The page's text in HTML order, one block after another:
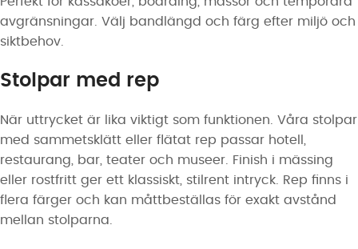
avgränsningar. Välj bandlängd och färg efter miljö och
siktbehov.
Stolpar med rep
När uttrycket är lika viktigt som funktionen. Våra stolpar
med sammetsklätt eller flätat rep passar hotell,
restaurang, bar, teater och museer. Finish i mässing
eller rostfritt ger ett klassiskt, stilrent intryck. Rep finns i
flera färger och kan måttbeställas för exakt avstånd
mellan stolparna.